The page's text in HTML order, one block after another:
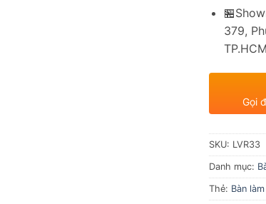
379,
Gọi
SKU: LVR33
Danh mục:
Thẻ: Bàn